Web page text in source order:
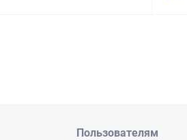
Пользователям